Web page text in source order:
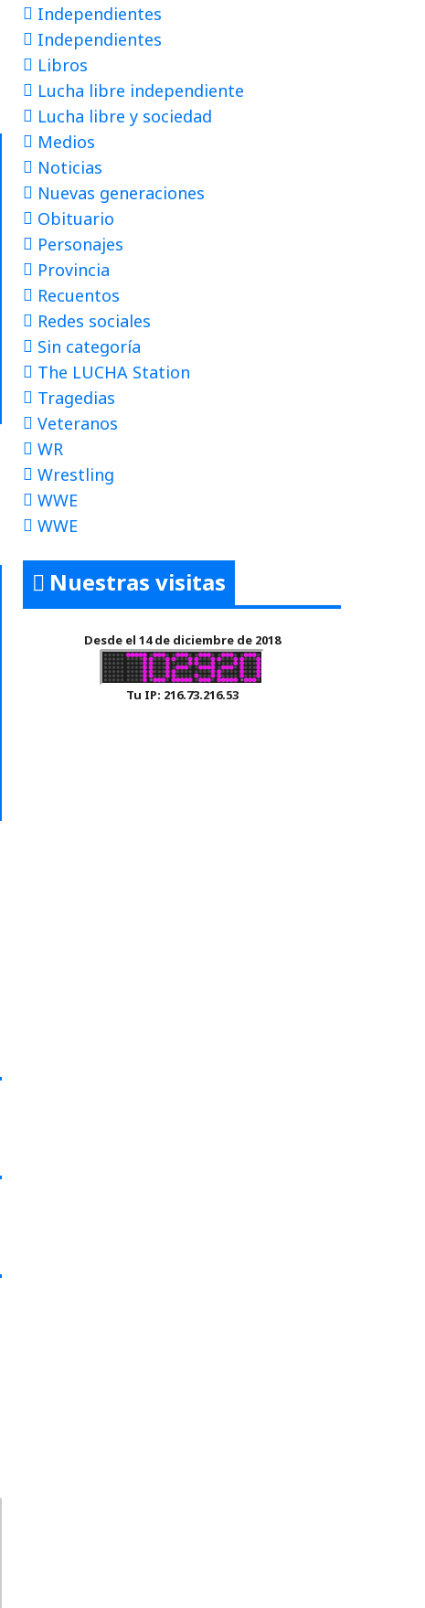
Independientes
Independientes
Libros
Lucha libre independiente
Lucha libre y sociedad
Medios
Noticias
Nuevas generaciones
Obituario
Personajes
Provincia
Recuentos
Redes sociales
Sin categoría
The LUCHA Station
Tragedias
Veteranos
WR
Wrestling
WWE
WWE
Nuestras visitas
Desde el 14 de diciembre de 2018
Tu IP: 216.73.216.53